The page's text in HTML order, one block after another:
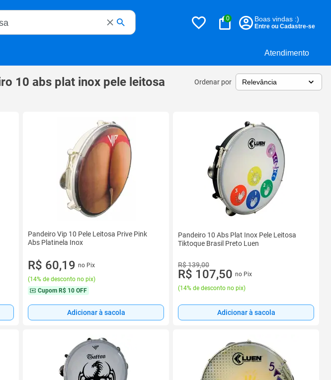
Atendimento
0 Boas vindas :)
Entre ou Cadastre-se
10 abs plat inox pele leitosa Ordenar por
Pandeiro Vip 10 Pele Leitosa Prive Pink
Abs Platinela Inox
R$ 60,19 no Pix
(14% de desconto no pix)
Cupom R$ 10 OFF
Adicionar à sacola
Pandeiro 10 Abs Plat Inox Pele Leitosa
Tiktoque Brasil Preto Luen
R$ 139,00
R$ 107,50 no Pix
(14% de desconto no pix)
Adicionar à sacola